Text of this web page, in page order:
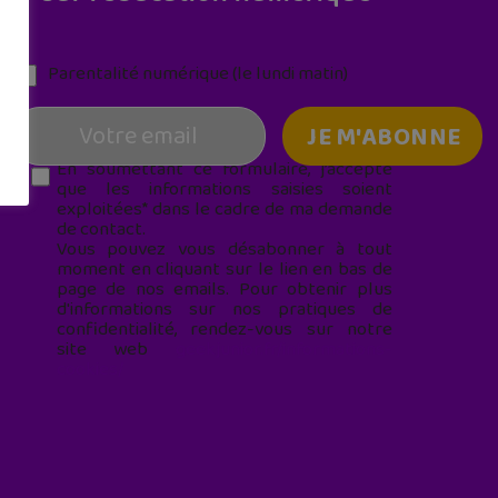
Parentalité numérique (le lundi matin)
En soumettant ce formulaire, j’accepte
que les informations saisies soient
exploitées* dans le cadre de ma demande
de contact.
Vous pouvez vous désabonner à tout
moment en cliquant sur le lien en bas de
page de nos emails. Pour obtenir plus
d'informations sur nos pratiques de
confidentialité, rendez-vous sur notre
site web